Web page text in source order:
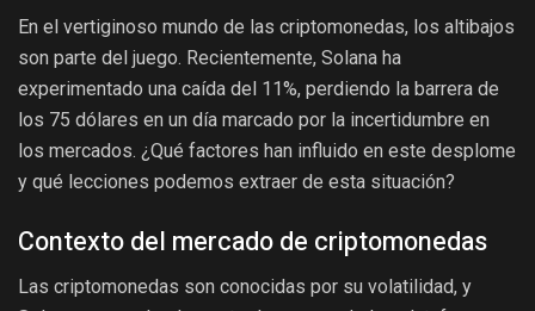
En el vertiginoso mundo de las criptomonedas, los altibajos
son parte del juego. Recientemente, Solana ha
experimentado una caída del 11%, perdiendo la barrera de
los 75 dólares en un día marcado por la incertidumbre en
los mercados. ¿Qué factores han influido en este desplome
y qué lecciones podemos extraer de esta situación?
Contexto del mercado de criptomonedas
Las criptomonedas son conocidas por su volatilidad, y